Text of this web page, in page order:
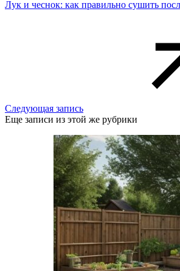
Лук и чеснок: как правильно сушить
Следующая запись
Еще записи из этой же рубрики